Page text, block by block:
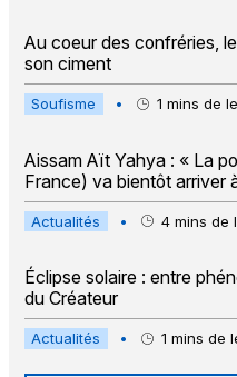
Au coeur des confréries,
son ciment
Soufisme • 1 mins de
Aissam Aït Yahya : « La
France) va bientôt arriver
Actualités • 4 mins de
Éclipse solaire : entre
du Créateur
Actualités • 1 mins de